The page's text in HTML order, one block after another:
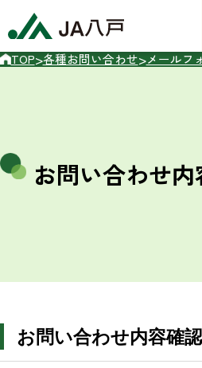
TOP>各種お問い合わせ>メールフ
お問い合わせ
お問い合わせ内容確認